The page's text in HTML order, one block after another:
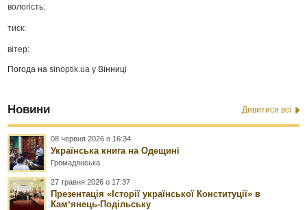
вологість:
тиск:
вітер:
Погода наsinoptik.ua у Вінниці
Новини Дивитися всі
08 червня 2026 о 16:34
Українська книга на Одещині
Громадянська
27 травня 2026 о 17:37
Презентація «Історії української Конституції» в
Камʼянець-Подільську